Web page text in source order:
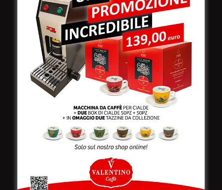
e produzione:
Viale Croazia 8 (Z.I.)
73100 Lecce
Telefono:+39 0832 240771
+39 0832 279866
info@valentinocaffespa.com
Partita Iva:02583710757